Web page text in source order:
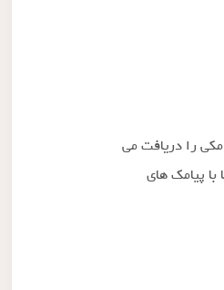
را دریافت می
پیامک های